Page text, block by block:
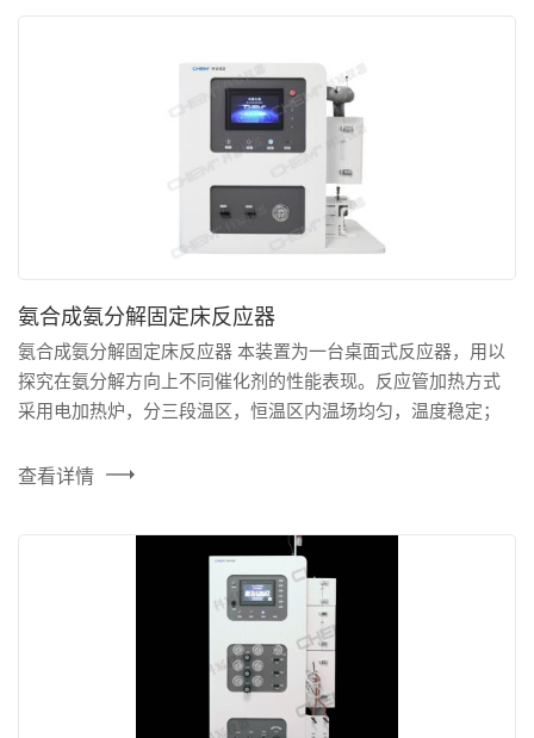
氨合成氨分解固定床反应器
氨合成氨分解固定床反应器 本装置为一台桌面式反应器，用以
探究在氨分解方向上不同催化剂的性能表现。反应管加热方式
采用电加热炉，分三段温区，恒温区内温场均匀，温度稳定；
触发保护动作，保障实验安全，支持远程操控。 产品特点 1、
洁的操作界面，更高集成度的控制面板，更清晰的过程动...
查看详情